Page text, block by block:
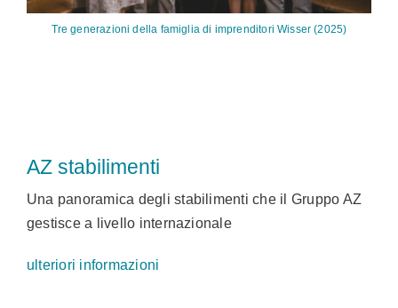
Tre generazioni della famiglia di imprenditori Wisser (2025)
AZ stabilimenti
Una panoramica degli stabilimenti che il Gruppo AZ
gestisce a livello internazionale
ulteriori informazioni